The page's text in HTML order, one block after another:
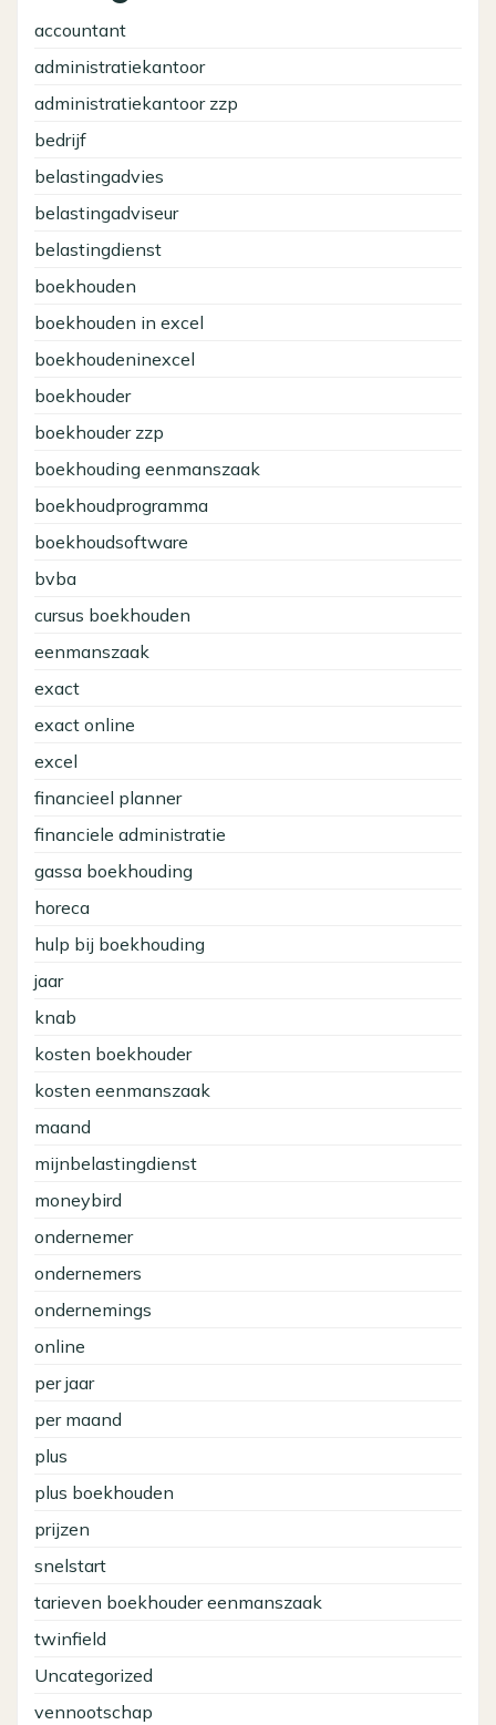
accountant
administratiekantoor
administratiekantoor zzp
bedrijf
belastingadvies
belastingadviseur
belastingdienst
boekhouden
boekhouden in excel
boekhoudeninexcel
boekhouder
boekhouder zzp
boekhouding eenmanszaak
boekhoudprogramma
boekhoudsoftware
bvba
cursus boekhouden
eenmanszaak
exact
exact online
excel
financieel planner
financiele administratie
gassa boekhouding
horeca
hulp bij boekhouding
jaar
knab
kosten boekhouder
kosten eenmanszaak
maand
mijnbelastingdienst
moneybird
ondernemer
ondernemers
ondernemings
online
per jaar
per maand
plus
plus boekhouden
prijzen
snelstart
tarieven boekhouder eenmanszaak
twinfield
Uncategorized
vennootschap